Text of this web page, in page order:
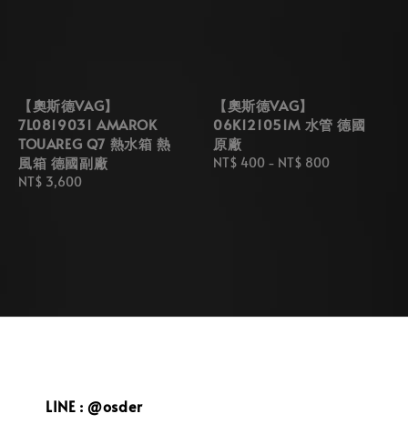
【奧斯德VAG】
7L0819031 AMAROK
TOUAREG Q7 熱水箱 熱
風箱 德國副廠
Regular
NT$ 3,600
【奧斯德VAG】
06K121051M 水管 德國
原廠
Regular
NT$ 400 - NT$ 800
LINE : @osder